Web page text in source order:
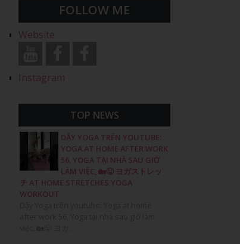
FOLLOW ME
Website
Instagram
TOP NEWS
DẬY YOGA TRÊN YOUTUBE:
YOGA AT HOME AFTER WORK
56, YOGA TẠI NHÀ SAU GIỜ
LÀM VIỆC, 🏡😛 ヨガストレッ
チ AT HOME STRETCHES YOGA
WORKOUT